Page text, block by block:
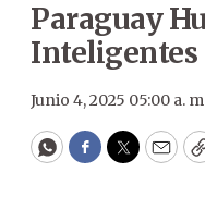
Paraguay
Inteligentes
Junio 4, 2025 05:00 a.
WhatsApp
Facebook
Twitter